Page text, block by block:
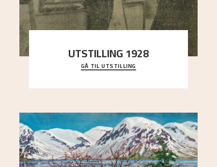
UTSTILLING 1928
Då Astrup døydde i 1928, tok vennene Moritz
Kaland og Simon Thorbjørnsen initiativ til å
GÅ TIL UTSTILLING